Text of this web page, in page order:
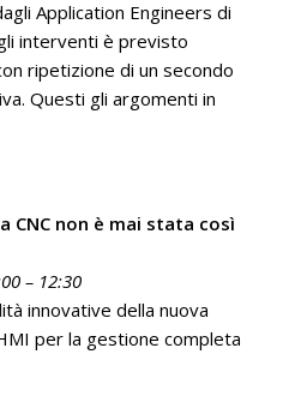
Application Engineers di
interventi è previsto
ripetizione di un secondo
Questi gli argomenti in
CNC non è mai stata così
– 12:30
innovative della nuova
per la gestione completa